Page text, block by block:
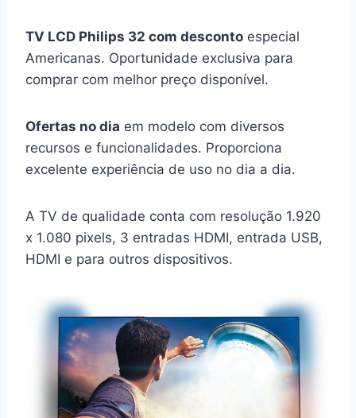
TV LCD Philips 32 com desconto especial
Americanas. Oportunidade exclusiva para
comprar com melhor preço disponível.
Ofertas no dia em modelo com diversos
recursos e funcionalidades. Proporciona
excelente experiência de uso no dia a dia.
A TV de qualidade conta com resolução 1.920
x 1.080 pixels, 3 entradas HDMI, entrada USB,
HDMI e para outros dispositivos.